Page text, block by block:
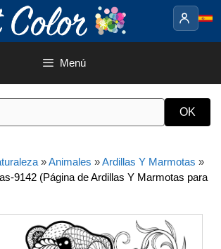
Menú
»Animales »Ardillas Y Marmotas »
9142 (Página de Ardillas Y Marmotas para